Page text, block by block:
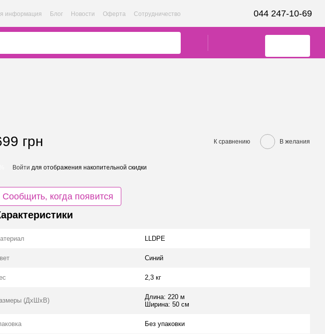
информация Блог Новости Оферта Сотрудничество 044 247-10-69
грн К сравнению В желания
Войти для отображения накопительной скидки
Сообщить, когда появится
LLDPE
Синий
2,3 кг
(ДхШхВ)
Длина: 220 м
Ширина: 50 см
Без упаковки